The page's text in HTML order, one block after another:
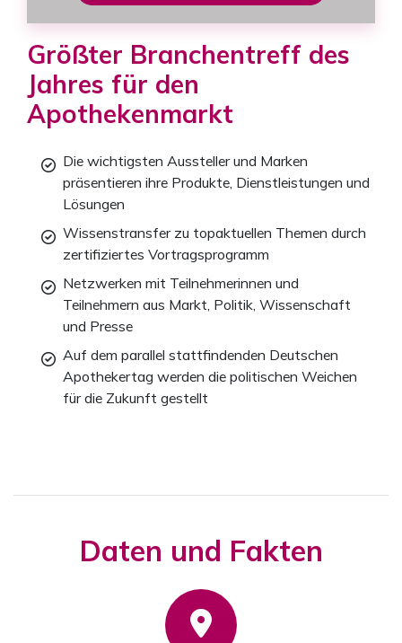
Größter Branchentreff des
Jahres für den
Apothekenmarkt
Die wichtigsten Aussteller und Marken
präsentieren ihre Produkte, Dienstleistungen und
Lösungen
Wissenstransfer zu topaktuellen Themen durch
zertifiziertes Vortragsprogramm
Netzwerken mit Teilnehmerinnen und
Teilnehmern aus Markt, Politik, Wissenschaft
und Presse
Auf dem parallel stattfindenden Deutschen
Apothekertag werden die politischen Weichen
für die Zukunft gestellt
Daten und Fakten